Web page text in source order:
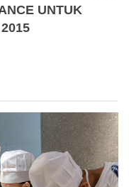
UNTUK